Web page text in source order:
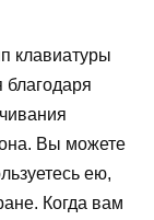
клавиатуры
благодаря
Вы можете
ею,
Когда вам